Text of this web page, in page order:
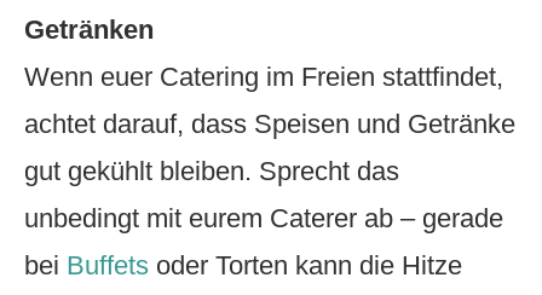
Getränken
Wenn euer Catering im Freien stattfindet,
achtet darauf, dass Speisen und Getränke
gut gekühlt bleiben. Sprecht das
unbedingt mit eurem Caterer ab – gerade
bei Buffets oder Torten kann die Hitze